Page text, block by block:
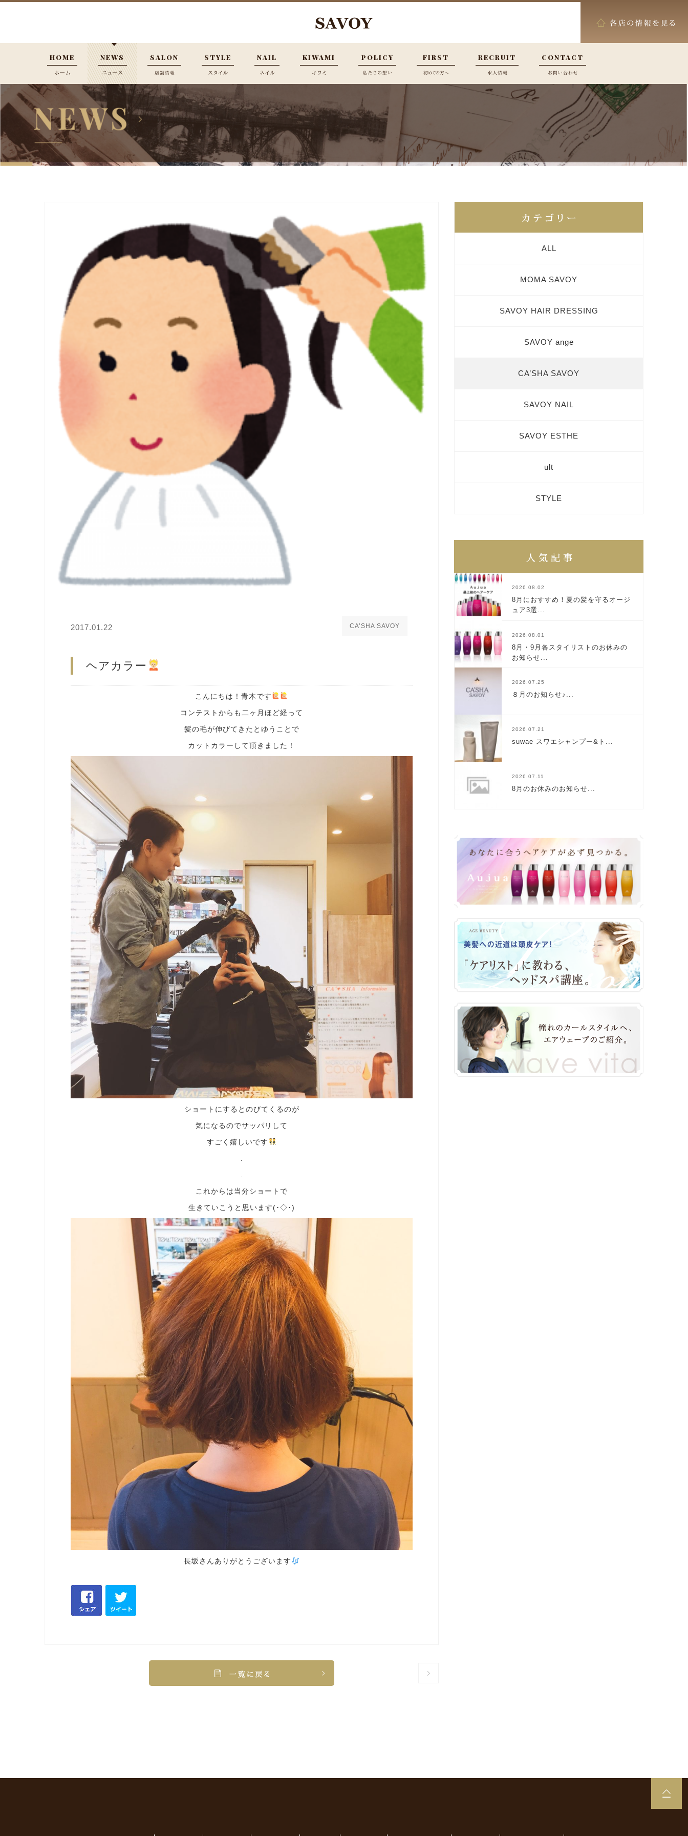
HOME NEWS SALON STYLE NAIL KIWAMI POLICY FIRST RECRUIT CONTACT
2017.01.22 CA’SHA SAVOY
ヘアカラー
こんにちは！青木です
コンテストからも二ヶ月ほど経って
髪の毛が伸びてきたとゆうことで
カットカラーして頂きました！
ショートにするとのびてくるのが
気になるのでサッパリして
すごく嬉しいです
これからは当分ショートで
生きていこうと思います(･◇･)
長坂さんありがとうございます
ALL
MOMA SAVOY
SAVOY HAIR DRESSING
SAVOY ange
CA’SHA SAVOY
SAVOY NAIL
SAVOY ESTHE
ult
STYLE
2026.08.02
8月におすすめ！夏の髪を守るオージ
ュア3選...
2026.08.01
8月・9月各スタイリストのお休みの
お知らせ...
2026.07.25
８月のお知らせ♪...
2026.07.21
suwae スワエシャンプー&ト...
2026.07.11
8月のお休みのお知らせ...